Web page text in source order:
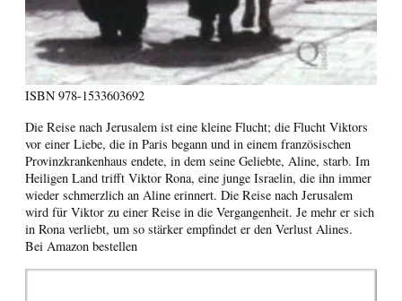
ISBN 978-1533603692
Die Reise nach Jerusalem ist eine kleine Flucht; die Flucht Viktors
vor einer Liebe, die in Paris begann und in einem französischen
Provinzkrankenhaus endete, in dem seine Geliebte, Aline, starb. Im
Heiligen Land trifft Viktor Rona, eine junge Israelin, die ihn immer
wieder schmerzlich an Aline erinnert. Die Reise nach Jerusalem
wird für Viktor zu einer Reise in die Vergangenheit. Je mehr er sich
in Rona verliebt, um so stärker empfindet er den Verlust Alines.
Bei Amazon bestellen